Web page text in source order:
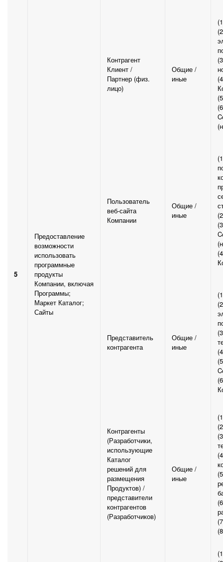
5
Предоставление
возможности
использовать
программные
продукты
Компании, включая
Программы;
Маркет Каталог;
Сайты
Контрагент
Клиент /
Партнер (физ.
лицо)
Общие /
иные
Пользователь
веб-сайта
Компании
Общие /
иные
Представитель
контрагента
Общие /
иные
Контрагенты
(Разработчики,
использующие
Каталог
решений для
размещения
Продуктов) /
представители
контрагентов
(Разработчиков)
Общие /
иные